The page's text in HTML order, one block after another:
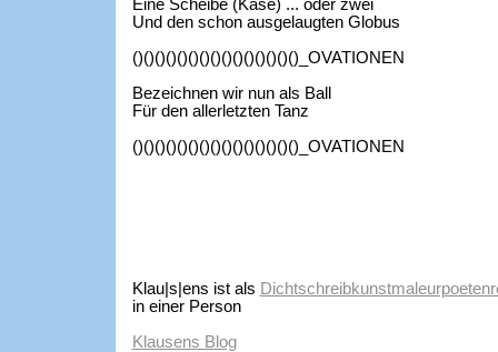
Eine Scheibe (Käse) ... oder zwei
Und den schon ausgelaugten Globus
()()()()()()()()()()()()()()()_OVATIONEN
Bezeichnen wir nun als Ball
Für den allerletzten Tanz
()()()()()()()()()()()()()()()_OVATIONEN
Klau|s|ens ist als
in einer Person
Klausens Blog